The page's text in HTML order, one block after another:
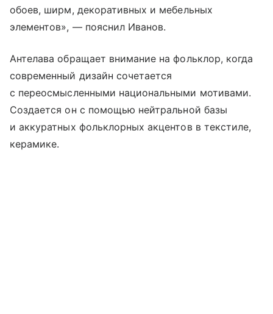
обоев, ширм, декоративных и мебельных
элементов», — пояснил Иванов.
Антелава обращает внимание на фольклор, когда
современный дизайн сочетается
с переосмысленными национальными мотивами.
Создается он с помощью нейтральной базы
и аккуратных фольклорных акцентов в текстиле,
керамике.